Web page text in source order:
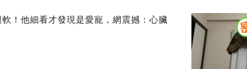
！他細看才發現是愛寵，網震撼：心臟